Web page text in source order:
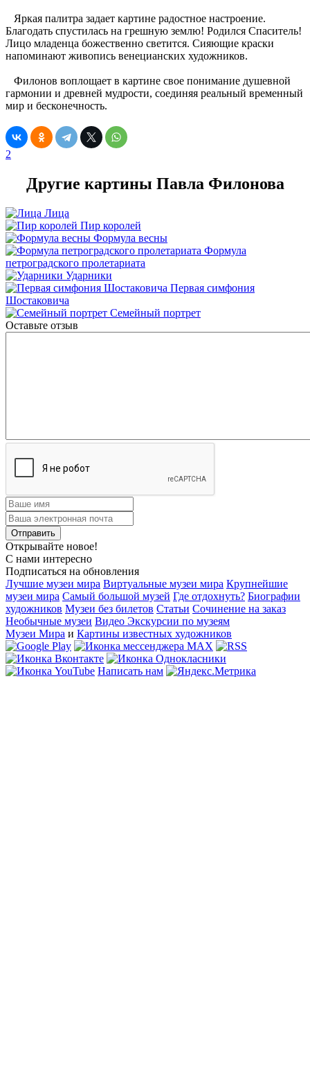
Яркая палитра задает картине радостное настроение.
Благодать спустилась на грешную землю! Родился Спаситель!
Лицо младенца божественно светится. Сияющие краски
напоминают живопись венецианских художников.
Филонов воплощает в картине свое понимание душевной
гармонии и древней мудрости, соединяя реальный временный
мир и бесконечность.
2
Другие картины Павла Филонова
Лица
Пир королей
Формула весны
Формула
петроградского пролетариата
Ударники
Первая симфония
Шостаковича
Семейный портрет
Оставьте отзыв
Открывайте новое!
С нами интересно
Подписаться на обновления
Лучшие музеи мира Виртуальные музеи мира Крупнейшие
музеи мира Самый большой музей Где отдохнуть? Биографии
художников Музеи без билетов Статьи Сочинение на заказ
Необычные музеи Видео Экскурсии по музеям
Музеи Мира и Картины известных художников
Написать нам